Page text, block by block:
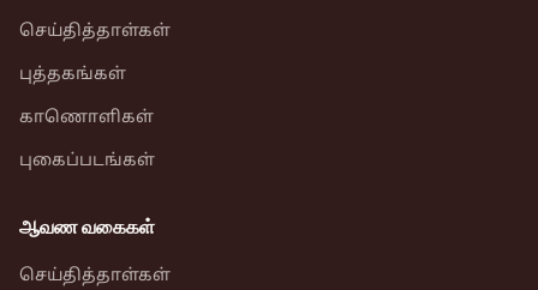
செய்தித்தாள்கள்
புத்தகங்கள்
காணொளிகள்
புகைப்படங்கள்
ஆவண வகைகள்
செய்தித்தாள்கள்